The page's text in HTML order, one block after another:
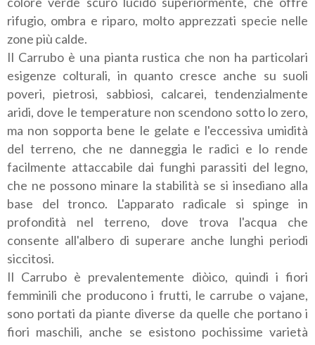
rifugio, ombra e riparo, molto apprezzati specie nelle
zone più calde.
Il Carrubo è una pianta rustica che non ha particolari
esigenze colturali, in quanto cresce anche su suoli
poveri, pietrosi, sabbiosi, calcarei, tendenzialmente
aridi, dove le temperature non scendono sotto lo zero,
ma non sopporta bene le gelate e l'eccessiva umidità
del terreno, che ne danneggia le radici e lo rende
facilmente attaccabile dai funghi parassiti del legno,
che ne possono minare la stabilità se si insediano alla
base del tronco. L'apparato radicale si spinge in
profondità nel terreno, dove trova l'acqua che
consente all'albero di superare anche lunghi periodi
siccitosi.
Il Carrubo è prevalentemente diòico, quindi i fiori
femminili che producono i frutti, le carrube o vajane,
sono portati da piante diverse da quelle che portano i
fiori maschili, anche se esistono pochissime varietà